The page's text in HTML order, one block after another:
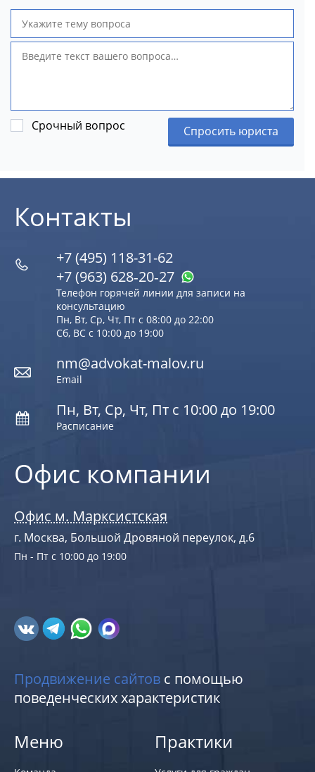
Срочный вопрос Спросить юриста
Офис компании
Офис м. Марксистская
г. Москва, Большой Дровяной переулок, д.6
Пн - Пт с 10:00 до 19:00
Контакты
+7 (495) 118-31-62
+7 (963) 628‑20‑27
Телефон горячей линии для записи на
консультацию
Пн, Вт, Ср, Чт, Пт с 08:00 до 22:00
Сб, ВС с 10:00 до 19:00
nm@advokat-malov.ru
Email
Пн, Вт, Ср, Чт, Пт с 10:00 до 19:00
Расписание
Продвижение сайтов с помощью
поведенческих характеристик
Меню Практики